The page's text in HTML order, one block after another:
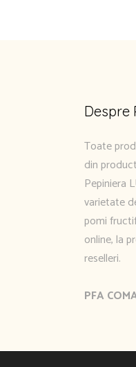
Despre
Toate
din
Pepiniera
varietate
pomi
online, la
reselleri.
PFA